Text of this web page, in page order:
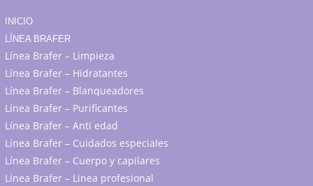
INICIO
LÍNEA BRAFER
Línea Brafer – Limpieza
Línea Brafer – Hidratantes
Línea Brafer – Blanqueadores
Línea Brafer – Purificantes
Línea Brafer – Anti edad
Línea Brafer – Cuidados especiales
Línea Brafer – Cuerpo y capilares
Línea Brafer – Linea profesional